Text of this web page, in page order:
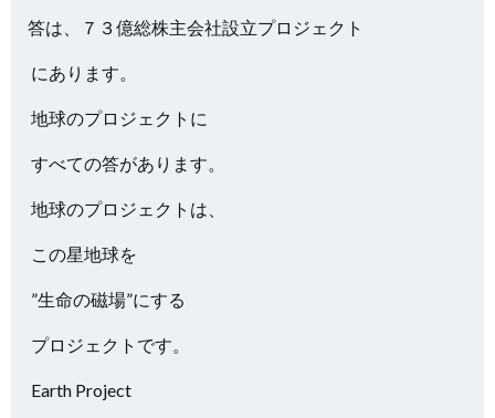
答は、７３億総株主会社設立プロジェクト
にあります。
地球のプロジェクトに
すべての答があります。
地球のプロジェクトは、
この星地球を
”生命の磁場”にする
プロジェクトです。
Earth Project